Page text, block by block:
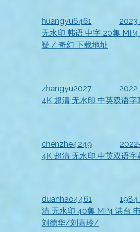
huangyu6461
2023
无水印 韩语 中字 20集
疑 / 奇幻 下载地址
zhangyu2027
4K 超清 无水印 中英双语字
chenzhe4249
4K 超清 无水印 中英双语字
duanhao4461
1984
清 无水印 40集 MP4 港台
刘德华/刘嘉玲/